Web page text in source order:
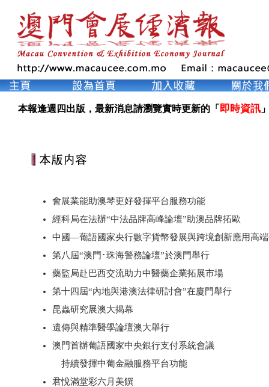
本報逢週四出版，最新消息請瀏覽實時更新的「 即時資訊
會展業能助澳琴更好發揮平台服務功能
經科局在法辦“中法品牌高峰論壇”助澳品牌拓歐
中國—葡語國家央行數字貨幣發展與跨境創新應用高
第八屆“澳門･珠海警務論壇”於澳門舉行
藥監局赴巴西交流助力中醫藥企業拓展市場
第十四屆“內地與港澳法律研討會”在廈門舉行
昆蟲研究展澳大揭幕
遺傳與精準醫學論壇澳大舉行
澳門首辦葡語國家中央銀行支付系統會議
持續發揮中葡金融服務平台功能
君悅滿堂彩六月美饌